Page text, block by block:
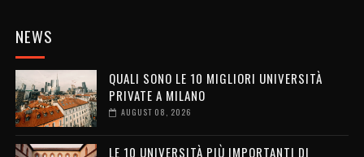
NEWS
QUALI SONO LE 10 MIGLIORI UNIVERSITÀ
PRIVATE A MILANO
AUGUST 08, 2026
LE 10 UNIVERSITÀ PIÙ IMPORTANTI DI